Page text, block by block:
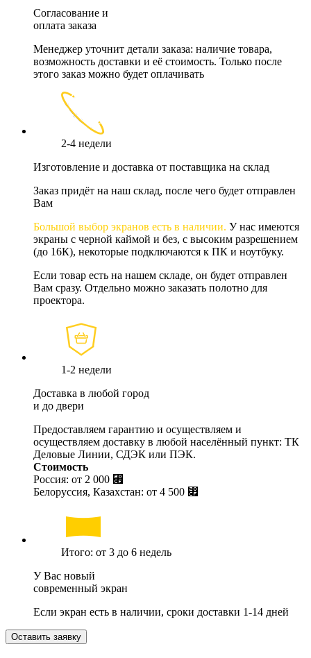
Согласование и
оплата заказа
Менеджер уточнит детали заказа: наличие товара,
возможность доставки и её стоимость. Только после
этого заказ можно будет оплачивать
2-4 недели
Изготовление и доставка от поставщика на склад
Заказ придёт на наш склад, после чего будет отправлен
Вам
Большой выбор экранов есть в наличии. У нас имеются
экраны с черной каймой и без, с высоким разрешением
(до 16К), некоторые подключаются к ПК и ноутбуку.
Если товар есть на нашем складе, он будет отправлен
Вам сразу. Отдельно можно заказать полотно для
проектора.
1-2 недели
Доставка в любой город
и до двери
Предоставляем гарантию и осуществляем и
осуществляем доставку в любой населённый пункт: ТК
Деловые Линии, СДЭК или ПЭК.
Стоимость
Россия: от 2 000 ⃏
Белоруссия, Казахстан: от 4 500 ⃏
Итого: от 3 до 6 недель
У Вас новый
современный экран
Если экран есть в наличии, сроки доставки 1-14 дней
Оставить заявку